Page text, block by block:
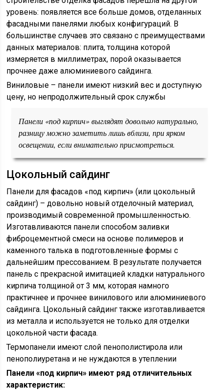
уровень: появляется все больше домов, отделанных
фасадными панелями любых конфигураций. В
большинстве случаев это связано с преимуществами
данных материалов: плита, толщина которой
измеряется в миллиметрах, порой оказывается
прочнее даже алюминиевого сайдинга.
Виниловые – панели имеют низкий вес и доступную
цену, но непродолжительный срок службы
Панели «под кирпич» выглядят довольно натурально,
разницу можно заметить лишь вблизи, при ярком
освещении, если внимательно присмотреться.
Цокольный сайдинг
Панели для фасадов «под кирпич» (или цокольный
сайдинг) – довольно новый отделочный материал,
производимый современной промышленностью.
Изготавливаются панели способом заливки
фиброцементной смеси на основе полимеров и
каменного талька в подготовленные формы с
дальнейшим прессованием. В результате получается
панель с прекрасной имитацией кладки натурального
кирпича толщиной от 3 мм, которая намного
практичнее и прочнее винилового или алюминиевого
сайдинга. Цокольный сайдинг также изготавливается
из металла и используется не только для отделки
цокольной части фасада.
Термопанели имеют слой пенополистирола или
пенополиуретана и не нуждаются в утеплении
Панели «под кирпич» имеют ряд отличительных
характеристик: